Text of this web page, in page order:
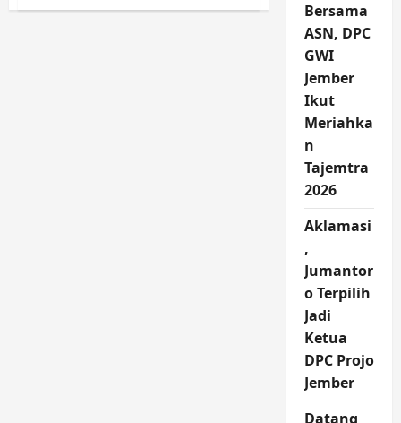
Puger
Bersama
ASN, DPC
GWI
Jember
Ikut
Meriahka
n
Tajemtra
2026
Aklamasi
,
Jumantor
o Terpilih
Jadi
Ketua
DPC Projo
Jember
Datang